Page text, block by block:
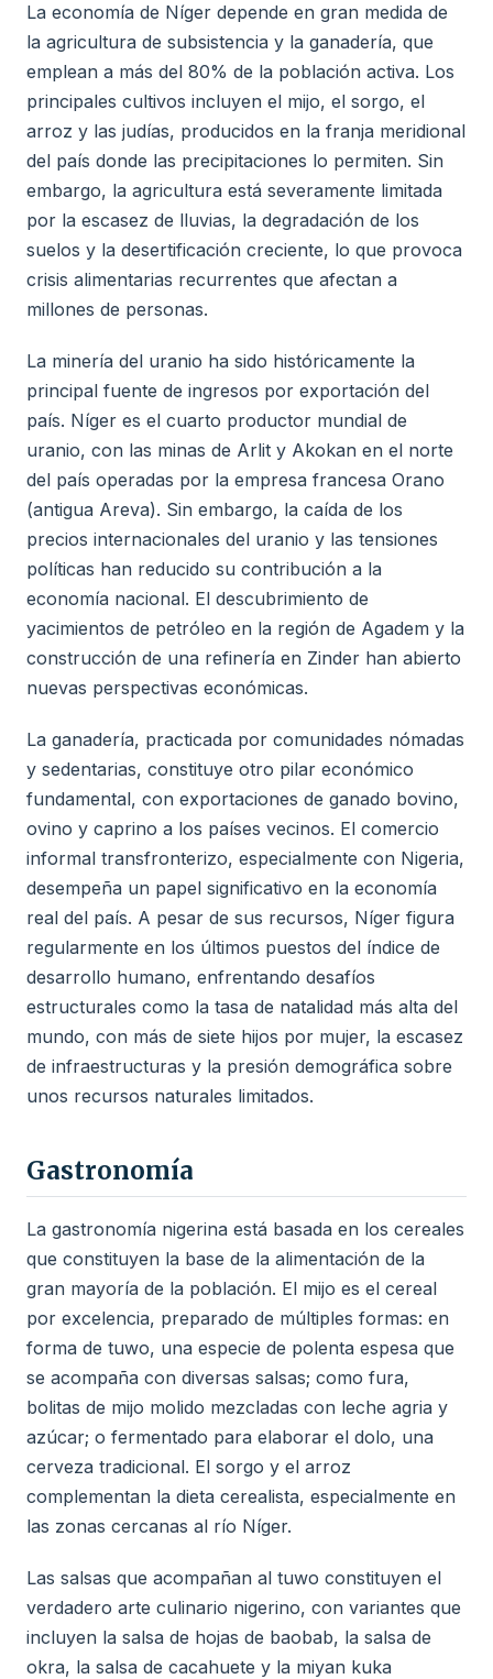
La economía de Níger depende en gran medida de
la agricultura de subsistencia y la ganadería, que
emplean a más del 80% de la población activa. Los
principales cultivos incluyen el mijo, el sorgo, el
arroz y las judías, producidos en la franja meridional
del país donde las precipitaciones lo permiten. Sin
embargo, la agricultura está severamente limitada
por la escasez de lluvias, la degradación de los
suelos y la desertificación creciente, lo que provoca
crisis alimentarias recurrentes que afectan a
millones de personas.
La minería del uranio ha sido históricamente la
principal fuente de ingresos por exportación del
país. Níger es el cuarto productor mundial de
uranio, con las minas de Arlit y Akokan en el norte
del país operadas por la empresa francesa Orano
(antigua Areva). Sin embargo, la caída de los
precios internacionales del uranio y las tensiones
políticas han reducido su contribución a la
economía nacional. El descubrimiento de
yacimientos de petróleo en la región de Agadem y la
construcción de una refinería en Zinder han abierto
nuevas perspectivas económicas.
La ganadería, practicada por comunidades nómadas
y sedentarias, constituye otro pilar económico
fundamental, con exportaciones de ganado bovino,
ovino y caprino a los países vecinos. El comercio
informal transfronterizo, especialmente con Nigeria,
desempeña un papel significativo en la economía
real del país. A pesar de sus recursos, Níger figura
regularmente en los últimos puestos del índice de
desarrollo humano, enfrentando desafíos
estructurales como la tasa de natalidad más alta del
mundo, con más de siete hijos por mujer, la escasez
de infraestructuras y la presión demográfica sobre
unos recursos naturales limitados.
Gastronomía
La gastronomía nigerina está basada en los cereales
que constituyen la base de la alimentación de la
gran mayoría de la población. El mijo es el cereal
por excelencia, preparado de múltiples formas: en
forma de tuwo, una especie de polenta espesa que
se acompaña con diversas salsas; como fura,
bolitas de mijo molido mezcladas con leche agria y
azúcar; o fermentado para elaborar el dolo, una
cerveza tradicional. El sorgo y el arroz
complementan la dieta cerealista, especialmente en
las zonas cercanas al río Níger.
Las salsas que acompañan al tuwo constituyen el
verdadero arte culinario nigerino, con variantes que
incluyen la salsa de hojas de baobab, la salsa de
okra, la salsa de cacahuete y la miyan kuka